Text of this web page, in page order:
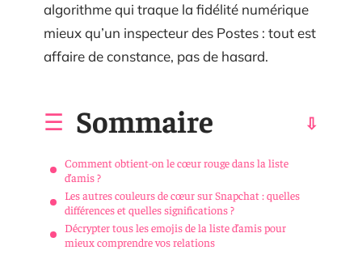
algorithme qui traque la fidélité numérique
mieux qu’un inspecteur des Postes : tout est
affaire de constance, pas de hasard.
Sommaire
Comment obtient-on le cœur rouge dans la liste
d’amis ?
Les autres couleurs de cœur sur Snapchat : quelles
différences et quelles significations ?
Décrypter tous les emojis de la liste d’amis pour
mieux comprendre vos relations